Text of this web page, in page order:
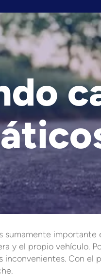
sumamente
y el propio vehículo.
inconvenientes. Con